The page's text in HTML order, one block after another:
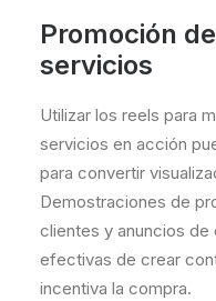
Promoción
servicios
Utilizar los reels para
servicios en acción
para convertir
Demostraciones de
clientes y anuncios
efectivas de crear
incentiva la compra.